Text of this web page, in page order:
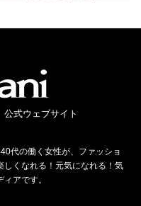
公式ウェブサイト
代の働く女性が、ファッショ
くなれる！元気になれる！気
アです。